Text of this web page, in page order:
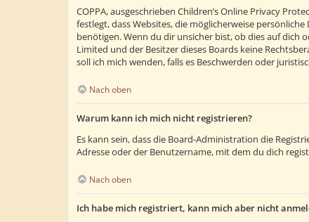
COPPA, ausgeschrieben Children’s Online Privacy
festlegt, dass Websites, die möglicherweise
benötigen. Wenn du dir unsicher bist, ob dies auf dich
Limited und der Besitzer dieses Boards keine
soll ich mich wenden, falls es Beschwerden oder
Nach oben
Warum kann ich mich nicht registrieren?
Es kann sein, dass die Board-Administration die
Adresse oder der Benutzername, mit dem du dich
Nach oben
Ich habe mich registriert, kann mich aber nicht